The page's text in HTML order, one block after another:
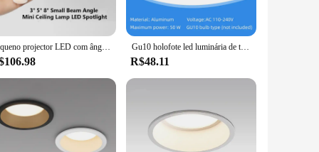
go-to solution.
Available for wholesale purchase, these patches are
supply for various skin concerns. The patches are
excess fluid effectively reduces redness and promotes
from photo shoots to daily use, ensuring that you can
serious about achieving a spotless, camera-ready
Pequeno projector LED com ângulo de feixe ajustável, recesso mini lâmpada do teto, holofote para museu, cozinha artística, casa, 3, 5, 8, 15 graus Gu10 holofote led luminária de teto para sala de estar decoração cozinha quarto lâmpada pista luz iluminação teto interior
R$48.11